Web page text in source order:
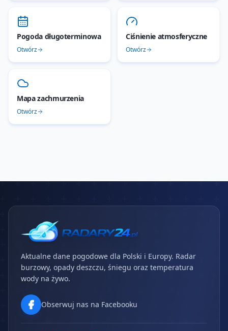
Pogoda długoterminowa
Otwórz
Ciśnienie atmosferyczne
Otwórz
Mapa zachmurzenia
Otwórz
Aktualne dane pogodowe dla Polski i Europy. Radar
burzowy, opady deszczu, śniegu oraz temperatura
wody na żywo.
Obserwuj nas na Facebooku